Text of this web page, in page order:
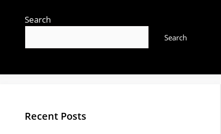
Search
Search
Recent Posts